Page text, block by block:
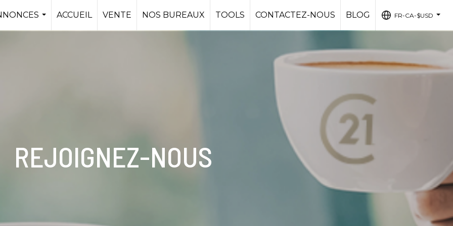
...
ACCUEIL VENTE NOS BUREAUX TOOLS CONTACTEZ-NOUS BLOG
FR-CA-$USD
...
REJOIGNEZ-NOUS